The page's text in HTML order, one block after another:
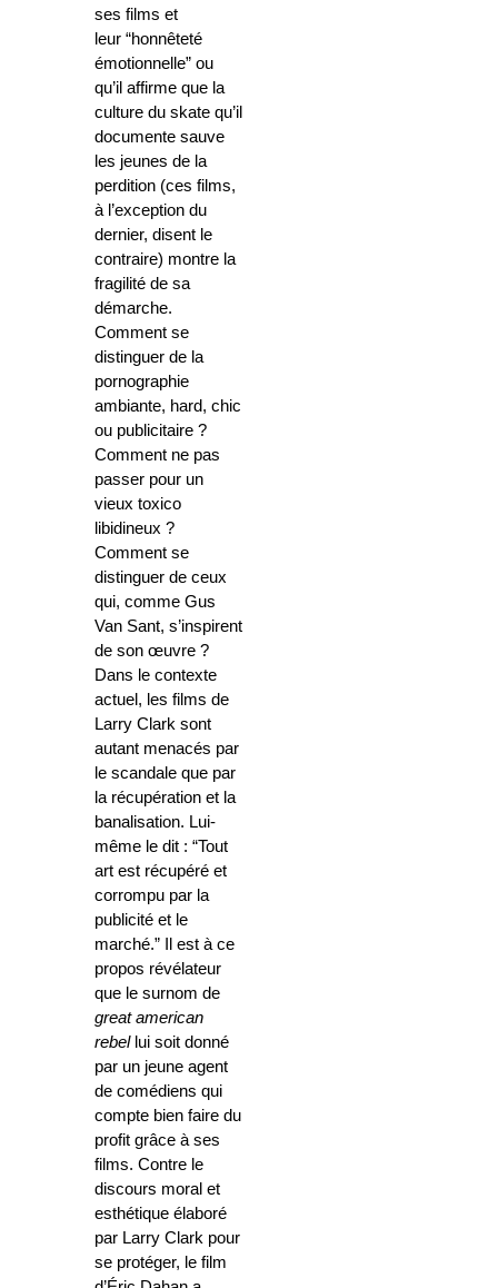
ses films et
leur “honnêteté
émotionnelle” ou
qu’il affirme que la
culture du skate qu’il
documente sauve
les jeunes de la
perdition (ces films,
à l’exception du
dernier, disent le
contraire) montre la
fragilité de sa
démarche.
Comment se
distinguer de la
pornographie
ambiante, hard, chic
ou publicitaire ?
Comment ne pas
passer pour un
vieux toxico
libidineux ?
Comment se
distinguer de ceux
qui, comme Gus
Van Sant, s’inspirent
de son œuvre ?
Dans le contexte
actuel, les films de
Larry Clark sont
autant menacés par
le scandale que par
la récupération et la
banalisation. Lui-
même le dit : “Tout
art est récupéré et
corrompu par la
publicité et le
marché.” Il est à ce
propos révélateur
que le surnom de
great american
rebellui soit donné
par un jeune agent
de comédiens qui
compte bien faire du
profit grâce à ses
films. Contre le
discours moral et
esthétique élaboré
par Larry Clark pour
se protéger, le film